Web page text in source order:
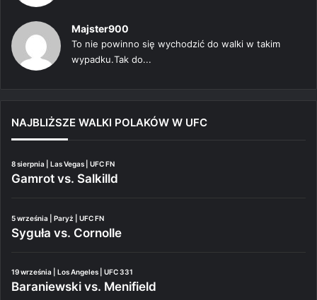
Majster900
To nie powinno się wychodzić do walki w takim
wypadku.Tak do...
NAJBLIŻSZE WALKI POLAKÓW W UFC
8 sierpnia | Las Vegas | UFC FN
Gamrot vs. Salkilld
5 września | Paryż | UFC FN
Syguła vs. Cornolle
19 września | Los Angeles | UFC 331
Baraniewski vs. Menifield